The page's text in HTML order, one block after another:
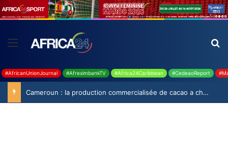
#AfricanUnionJournal #AfreximbankTV #Africa24Caribbean #CedeaoReport
Cameroun : la production commercialisée de cacao a chuté de 19,9% durant la saison 2025-2026